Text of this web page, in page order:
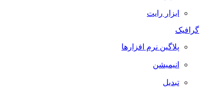
ابزار رایت
گرافیک
پلاگین نرم افزارها
انیمیشن
تبدیل